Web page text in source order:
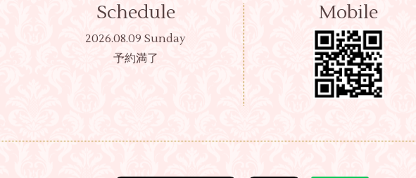
Schedule
2026.08.09 Sunday
予約満了
Mobile